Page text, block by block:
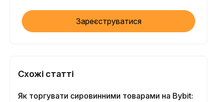
Зареєструватися
Схожі статті
Як торгувати сировинними товарами на Bybit: